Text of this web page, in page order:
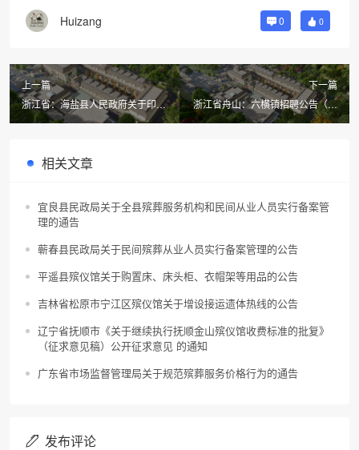
Huizang 0 0
上一篇
浙江省：海盐县人民政府关于印发
海盐县惠民殡葬实施办法的通知
下一篇
浙江省舟山：六横镇招聘公告（六
横殡仪馆）
相关文章
宜良县民政局关于全县殡葬服务机构和民间从业人员实行备案管
理的通告
蕲春县民政局关于民间殡葬从业人员实行备案管理的公告
平遥县殡仪馆关于购置床、床头柜、衣帽架等用品的公告
吉林省松原市宁江区殡仪馆关于增设接运遗体热线的公告
辽宁省抚顺市《关于继续执行抚顺金山殡仪馆收费标准的批复》
（征求意见稿）公开征求意见 的通知
广东省市场监督管理局关于规范殡葬服务价格行为的通告
发布评论